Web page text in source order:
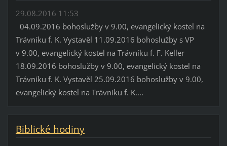
29.08.2016 11:53
04.09.2016 bohoslužby v 9.00, evangelický kostel na
Trávníku f. K. Vystavěl 11.09.2016 bohoslužby s VP
v 9.00, evangelický kostel na Trávníku f. F. Keller
18.09.2016 bohoslužby v 9.00, evangelický kostel na
Trávníku f. K. Vystavěl 25.09.2016 bohoslužby v 9.00,
evangelický kostel na Trávníku f. K....
Biblické hodiny